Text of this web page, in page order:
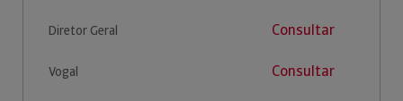
Diretor Geral Consultar
Vogal Consultar